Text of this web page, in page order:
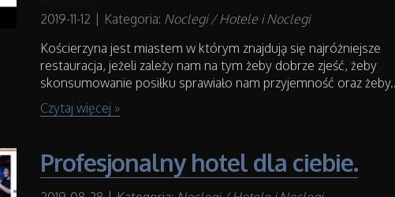
2019-11-12 Kategoria: Noclegi / Hotele i Noclegi
Kościerzyna jest miastem w którym znajdują się najróżniejsze
restauracja, jeżeli zależy nam na tym żeby dobrze zjeść, żeby
skonsumowanie posiłku sprawiało nam przyjemność oraz
Czytaj więcej »
Profesjonalny hotel dla ciebie.